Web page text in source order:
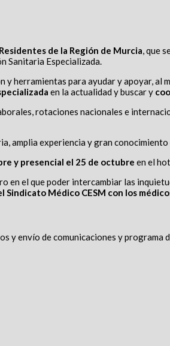
de la Región de Murcia, que
Sanitaria Especializada.
herramientas para ayudar y apoyar,
en la actualidad y buscar y
rotaciones nacionales e
amplia experiencia y gran
y presencial el 25 de octubre en el
el que poder intercambiar las
Sindicato Médico CESM con los
y envío de comunicaciones y programa